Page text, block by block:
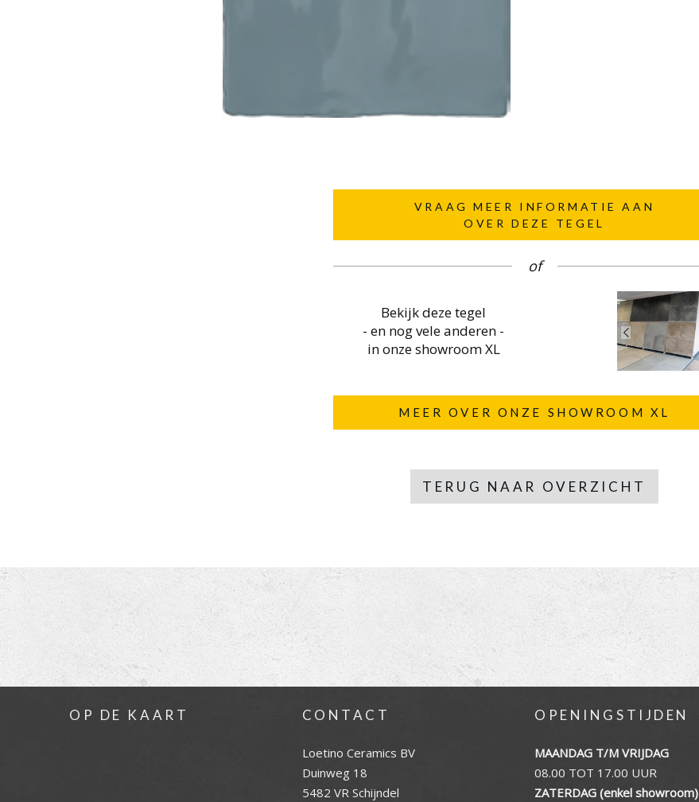
VRAAG MEER INFORMATIE AAN
OVER DEZE TEGEL
of
Bekijk deze tegel
- en nog vele anderen -
in onze showroom XL
MEER OVER ONZE SHOWROOM XL
TERUG NAAR OVERZICHT
OP DE KAART CONTACT
Loetino Ceramics BV
Duinweg 18
5482 VR Schijndel
OPENINGSTIJDEN
MAANDAG T/M VRIJDAG
08.00 TOT 17.00 UUR
ZATERDAG (enkel showroom)